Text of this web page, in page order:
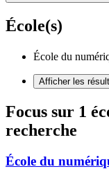
École(s)
École du
Afficher les
Focus sur 1
recherche
École du